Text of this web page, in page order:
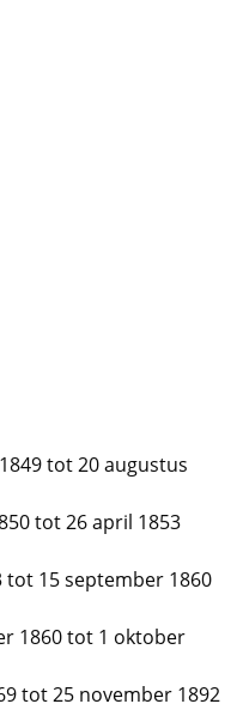
tot 20 augustus
tot 26 april 1853
tot 15 september 1860
1860 tot 1 oktober
tot 25 november 1892